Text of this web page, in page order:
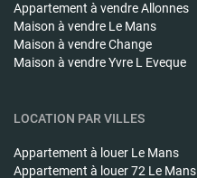
Appartement à vendreAllonnes
Maison à vendre Le Mans
Maison à vendreChange
Maison à vendreYvre L Eveque
LOCATION PAR VILLES
Appartement à louer Le Mans
Appartement à louer72 Le Mans